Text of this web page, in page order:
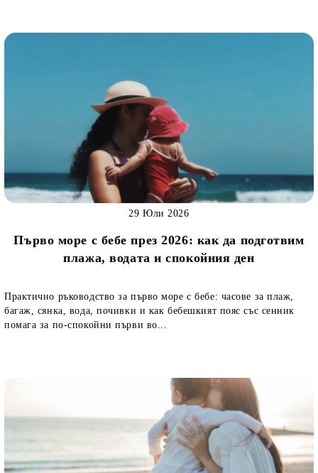
Първо море с бебе през 2026: как да подготвим
плажа, водата и спокойния ден
29 Юли 2026
Практично ръководство за първо море с бебе: часове за плаж,
багаж, сянка, вода, почивки и как бебешкият пояс със сенник
помага за по-спокойни първи во...